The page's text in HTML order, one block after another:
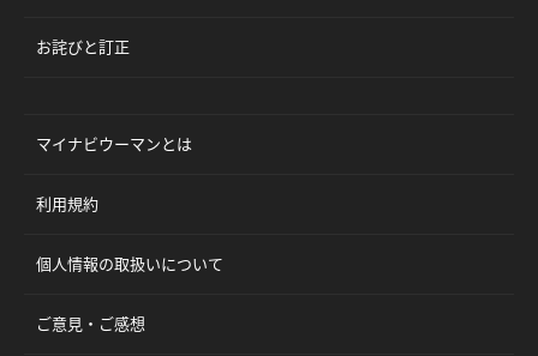
お詫びと訂正
マイナビウーマンとは
利用規約
個人情報の取扱いについて
ご意見・ご感想